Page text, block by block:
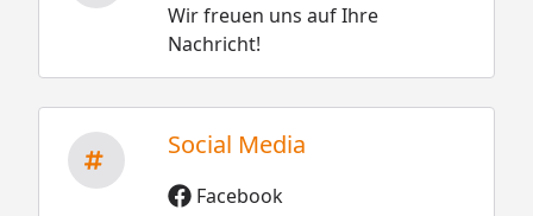
Wir freuen uns auf Ihre
Nachricht!
Social Media
Facebook